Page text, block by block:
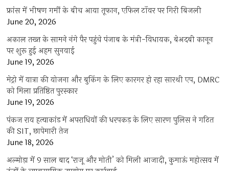
फ्रांस में भीषण गर्मी के बीच आया तूफान, एफिल टॉवर पर गिरी बिजली
June 20, 2026
अकाल तख्त के सामने नंगे पैर पहुंचे पंजाब के मंत्री-विधायक, बेअदबी कानून
पर शुरू हुई अहम सुनवाई
June 19, 2026
मेट्रो में यात्रा की योजना और बुकिंग के लिए कारगर हो रहा सारथी एप, DMRC
को मिला प्रतिष्ठित पुरस्कार
June 19, 2026
पंकज राय हत्याकांड में अपराधियों की धरपकड़ के लिए सारण पुलिस ने गठित
की SIT, छापेमारी तेज
June 18, 2026
अल्मोड़ा में 9 साल बाद ‘राजू और मोती’ को मिली आजादी, कुमाऊं महोत्सव में